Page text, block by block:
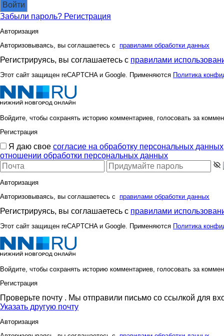
Войти
Забыли пароль? Регистрация
Авторизация
Авторизовываясь, вы соглашаетесь с правилами обработки данных
Регистрируясь, вы соглашаетесь с правилами
Этот сайт защищен reCAPTCHA и Google. Применяются Политика
Войдите, чтобы сохранять историю комментариев, голосовать за
Регистрация
Я даю свое согласие на обработку персональных данных
отношении обработки персональных данных
Авторизация
Авторизовываясь, вы соглашаетесь с правилами обработки данных
Регистрируясь, вы соглашаетесь с правилами
Этот сайт защищен reCAPTCHA и Google. Применяются Политика
Войдите, чтобы сохранять историю комментариев, голосовать за
Регистрация
Проверьте почту . Мы отправили письмо со ссылкой для
Указать другую почту
Авторизация